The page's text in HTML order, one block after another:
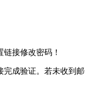
接修改密码！
成验证。若未收到